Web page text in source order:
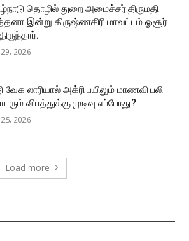
தொழில் துறை அமைச்சர் திருமதி
இன்று கிருஷ்ணகிரி மாவட்டம் ஓசூர்
29, 2026
வேக லாரியால் அக்ரி பயிலும் மாணவி பலி
விபத்துக்கு முடிவு எப்போது?
25, 2026
Load more